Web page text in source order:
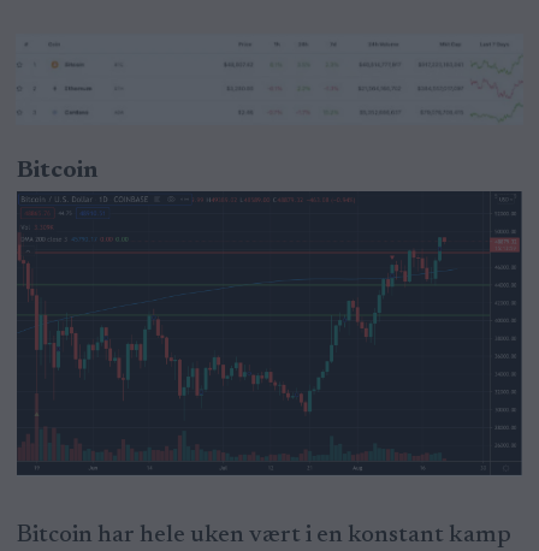
Bitcoin
Bitcoin har hele uken vært i en konstant kamp